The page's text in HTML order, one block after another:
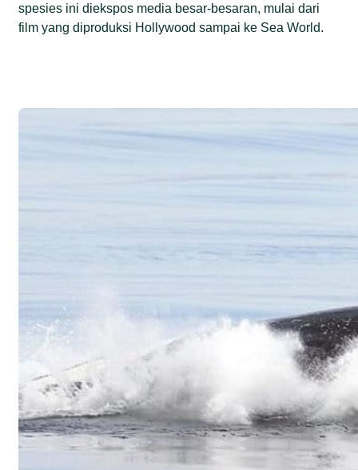
spesies ini diekspos media besar-besaran, mulai dari
film yang diproduksi Hollywood sampai ke Sea World.